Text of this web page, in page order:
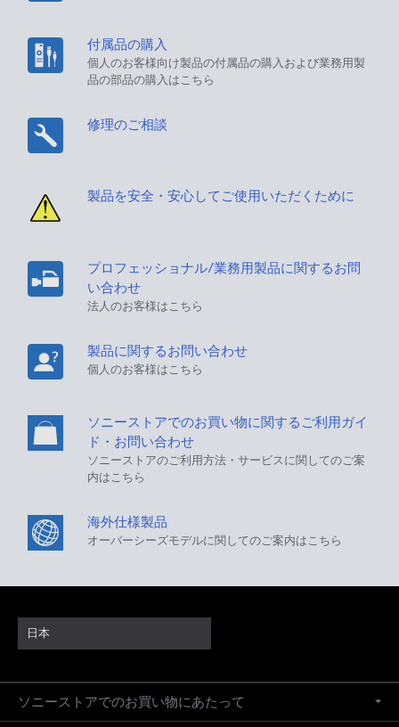
付属品の購入
個人のお客様向け製品の付属品の購入および業務用製
品の部品の購入はこちら
修理のご相談
製品を安全・安心してご使用いただくために
プロフェッショナル/業務用製品に関するお問
い合わせ
法人のお客様はこちら
製品に関するお問い合わせ
個人のお客様はこちら
ソニーストアでのお買い物に関するご利用ガイ
ド・お問い合わせ
ソニーストアのご利用方法・サービスに関してのご案
内はこちら
海外仕様製品
オーバーシーズモデルに関してのご案内はこちら
日本
ソニーストアでのお買い物にあたって